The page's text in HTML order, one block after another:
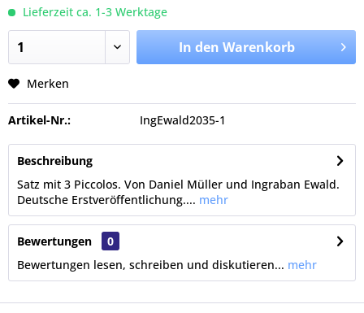
Lieferzeit ca. 1-3 Werktage
In den Warenkorb
Merken
Artikel-Nr.: IngEwald2035-1
Beschreibung
Satz mit 3 Piccolos. Von Daniel Müller und Ingraban Ewald.
Deutsche Erstveröffentlichung.... mehr
Bewertungen
0
Bewertungen lesen, schreiben und diskutieren... mehr